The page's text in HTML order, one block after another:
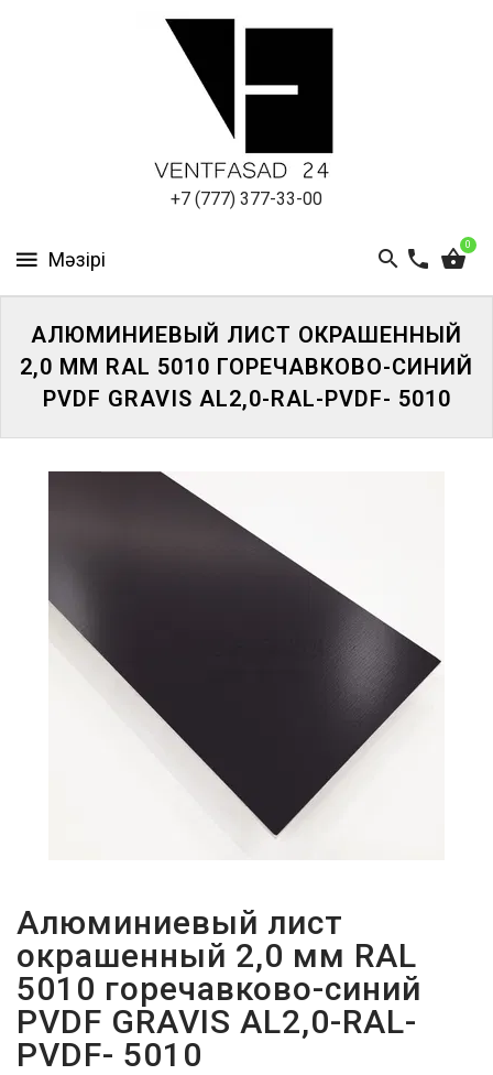
+7 (777) 377-33-00
0
ПАНЕЛИ
АЛЮМИНИЕВЫЙ ЛИСТ ОКРАШЕННЫЙ
2,0 ММ RAL 5010 ГОРЕЧАВКОВО-СИНИЙ
PVDF GRAVIS AL2,0-RAL-PVDF- 5010
Алюминиевый лист
окрашенный 2,0 мм RAL
5010 горечавково-синий
PVDF GRAVIS AL2,0-RAL-
PVDF- 5010